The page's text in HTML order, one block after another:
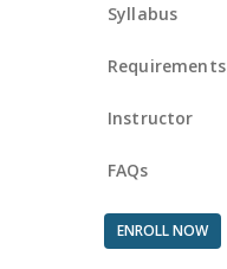
Syllabus
Requirements
Instructor
FAQs
ENROLL NOW